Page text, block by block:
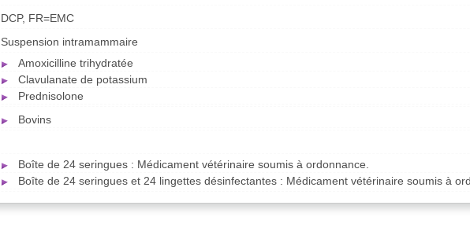
DCP, FR=EMC
Suspension intramammaire
Amoxicilline trihydratée
Clavulanate de potassium
Prednisolone
Bovins
Boîte de 24 seringues : Médicament vétérinaire soumis à ordonnance.
Boîte de 24 seringues et 24 lingettes désinfectantes : Médicament vétérinaire soumis à